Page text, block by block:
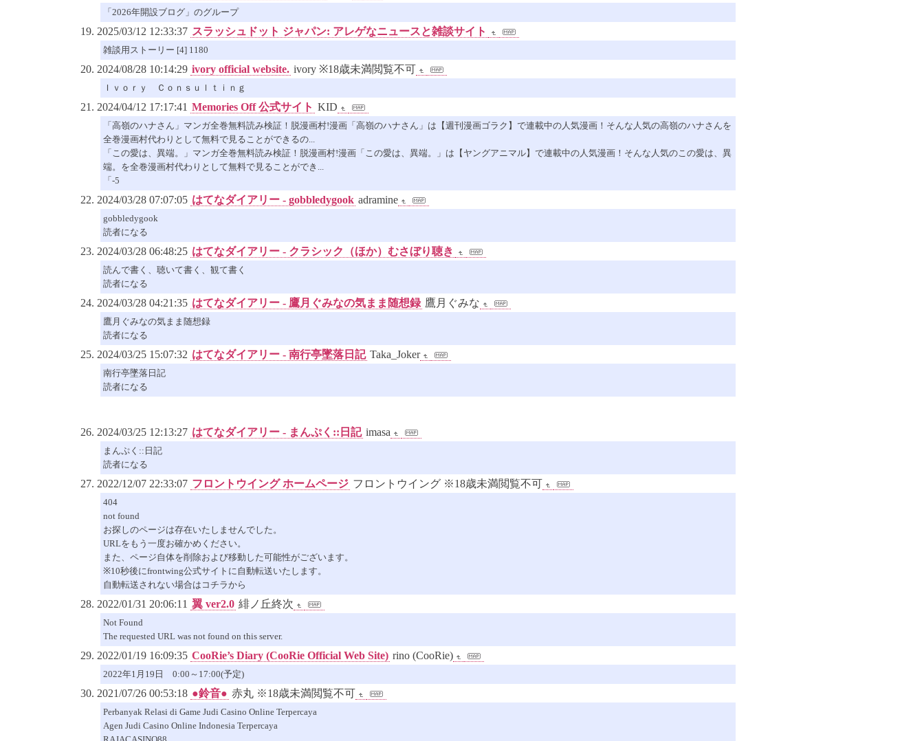
「2026年開設ブログ」のグループ
2025/03/12 12:33:37 スラッシュドット ジャパン: アレゲなニュースと雑談サイト
雑談用ストーリー [4] 1180
2024/08/28 10:14:29 ivory official website. ivory ※18歳未満閲覧不可
​Ｉｖｏｒｙ Ｃｏｎｓｕｌｔｉｎｇ
2024/04/12 17:17:41 Memories Off 公式サイト KID
「高嶺のハナさん」マンガ全巻無料読み検証！脱漫画村!漫画「高嶺のハナさん」は【週刊漫画ゴラク】で連載中の人気漫画！そんな人気の高嶺のハナさんを
全巻漫画村代わりとして無料で見ることができるの...
「この愛は、異端。」マンガ全巻無料読み検証！脱漫画村!漫画「この愛は、異端。」は【ヤングアニマル】で連載中の人気漫画！そんな人気のこの愛は、異
端。を全巻漫画村代わりとして無料で見ることができ...
「-5
2024/03/28 07:07:05 はてなダイアリー - gobbledygook adramine
gobbledygook
読者になる
2024/03/28 06:48:25 はてなダイアリー - クラシック（ほか）むさぼり聴き
読んで書く、聴いて書く、観て書く
読者になる
2024/03/28 04:21:35 はてなダイアリー - 鷹月ぐみなの気まま随想録 鷹月ぐみな
鷹月ぐみなの気まま随想録
読者になる
2024/03/25 15:07:32 はてなダイアリー - 南行亭墜落日記 Taka_Joker
南行亭墜落日記
読者になる
2024/03/25 12:13:27 はてなダイアリー - まんぷく::日記 imasa
まんぷく::日記
読者になる
2022/12/07 22:33:07 フロントウイング ホームページ フロントウイング ※18歳未満閲覧不可
404
not found
お探しのページは存在いたしませんでした。
URLをもう一度お確かめください。
また、ページ自体を削除および移動した可能性がございます。
※10秒後にfrontwing公式サイトに自動転送いたします。
自動転送されない場合はコチラから
2022/01/31 20:06:11 翼 ver2.0 緋ノ丘終次
Not Found
The requested URL was not found on this server.
2022/01/19 16:09:35 CooRie’s Diary (CooRie Official Web Site) rino (CooRie)
2022年1月19日 0:00～17:00(予定)
2021/07/26 00:53:18 ●鈴音● 赤丸 ※18歳未満閲覧不可
Perbanyak Relasi di Game Judi Casino Online Terpercaya
Agen Judi Casino Online Indonesia Terpercaya